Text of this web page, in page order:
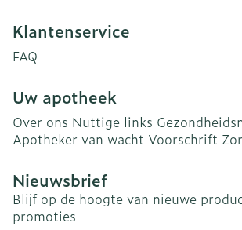
Klantenservice
FAQ
Uw apotheek
Over ons Nuttige links
Apotheker van wacht Voorschrift
Nieuwsbrief
Blijf op de hoogte van nieuwe
promoties